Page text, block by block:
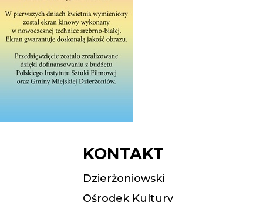
KONTAKT
Dzierżoniowski
Ośrodek Kultury